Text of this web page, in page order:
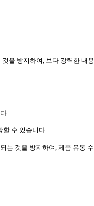
을 방지하여, 보다 강력한 내
.
할 수 있습니다.
것을 방지하여, 제품 유통